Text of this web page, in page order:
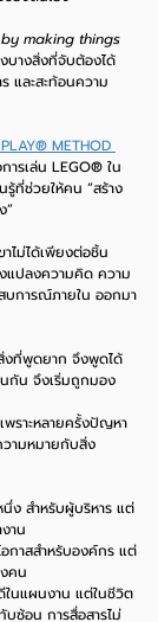
making things
บางสิ่งที่จับต้องได้
และสะท้อนความ
METHOD
ารเล่น LEGO® ใน
รู้ที่ช่วยให้คน “สร้าง
”
าไม่ได้เพียงต่อชิ้น
แปลงความคิด ความ
บการณ์ภายใน ออกมา
งที่พูดยาก จึงพูดได้
นกัน จึงเริ่มถูกมอง
ราะหลายครั้งปัญหา
ามหมายกับสิ่ง
ง สำหรับผู้บริหาร แต่
าน
อกาสสำหรับองค์กร แต่
คน
นแผนงาน แต่ในชีวิต
ซ้อน การสื่อสารไม่